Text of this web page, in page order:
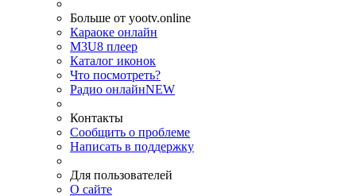
Больше от yootv.online
Караоке онлайн
M3U8 плеер
Каталог иконок
Что посмотреть?
Радио онлайнNEW
Контакты
Сообщить о проблеме
Написать в поддержку
Для пользователей
О сайте